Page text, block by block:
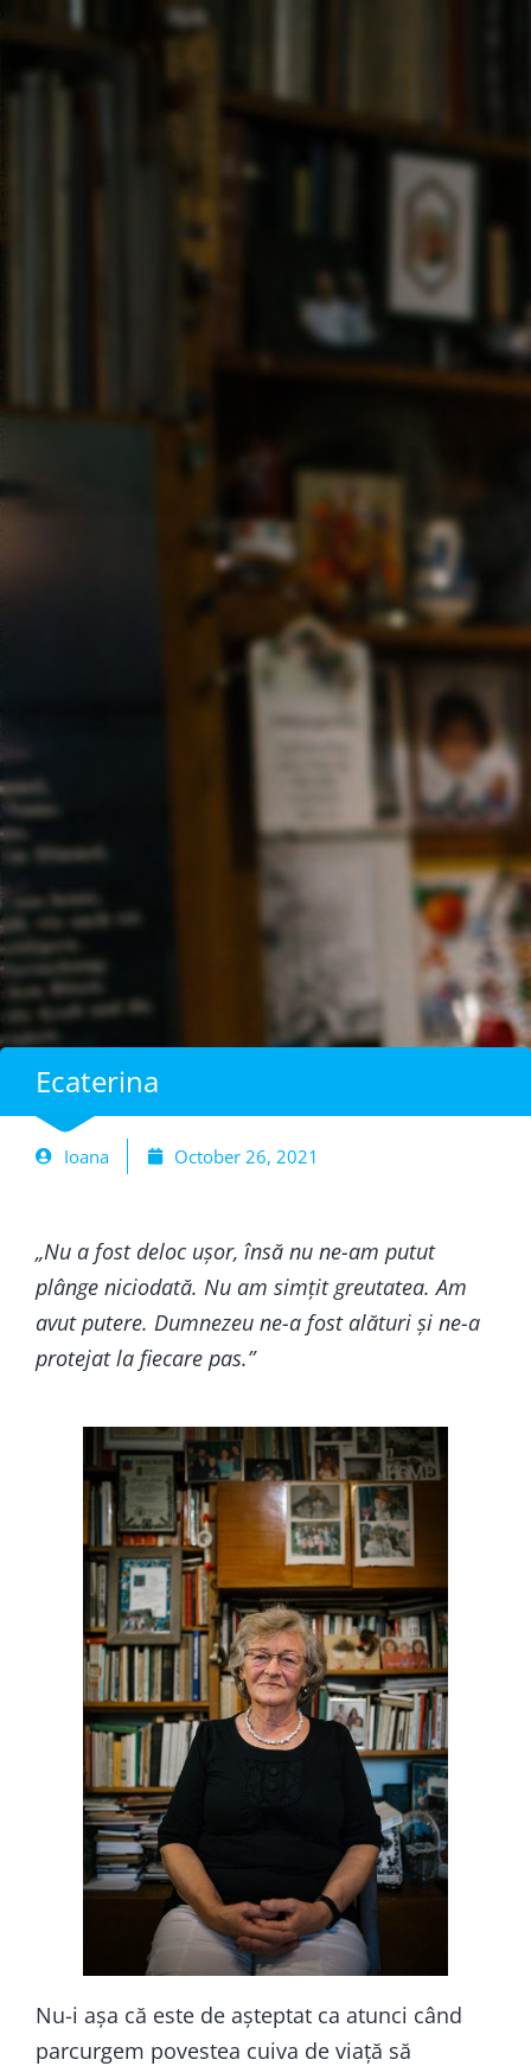
Ecaterina
Ioana October 26, 2021
„Nu a fost deloc ușor, însă nu ne-am putut
plânge niciodată. Nu am simțit greutatea. Am
avut putere. Dumnezeu ne-a fost alături și ne-a
protejat la fiecare pas.”
Nu-i așa că este de așteptat ca atunci când
parcurgem povestea cuiva de viață să